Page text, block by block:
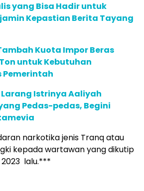
yang Bisa Hadir untuk
Kepastian Berita Tayang
Kuota Impor Beras
untuk Kebutuhan
Pemerintah
Istrinya Aaliyah
Pedas-pedas, Begini
narkotika jenis Tranq atau
kepada wartawan yang dikutip
2023 lalu.***